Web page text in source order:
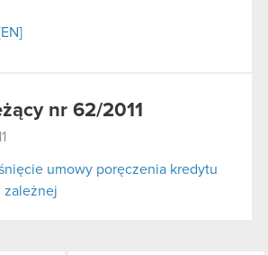
nr 62/2011
umowy poręczenia kredytu
zależnej